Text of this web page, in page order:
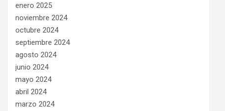
enero 2025
noviembre 2024
octubre 2024
septiembre 2024
agosto 2024
junio 2024
mayo 2024
abril 2024
marzo 2024